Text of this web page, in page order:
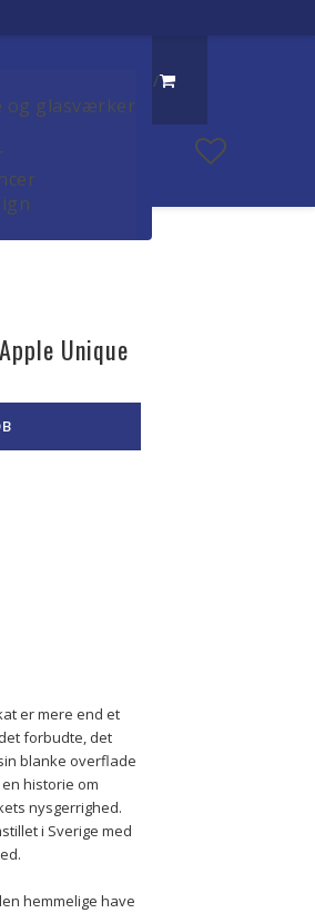
/
og glasværker
Unique
er mere end et
forbudte, det
blanke overflade
historie om
nysgerrighed.
i Sverige med
hemmelige have